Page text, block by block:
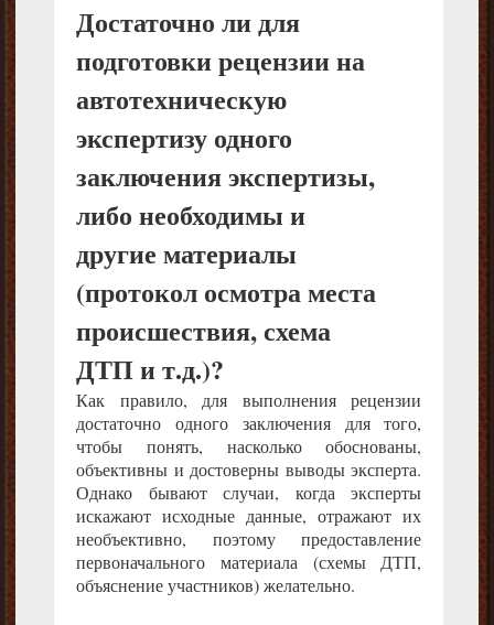
Достаточно ли для
подготовки рецензии на
автотехническую
экспертизу одного
заключения экспертизы,
либо необходимы и
другие материалы
(протокол осмотра места
происшествия, схема
ДТП и т.д.)?
Как правило, для выполнения рецензии
достаточно одного заключения для того,
чтобы понять, насколько обоснованы,
объективны и достоверны выводы эксперта.
Однако бывают случаи, когда эксперты
искажают исходные данные, отражают их
необъективно, поэтому предоставление
первоначального материала (схемы ДТП,
объяснение участников) желательно.